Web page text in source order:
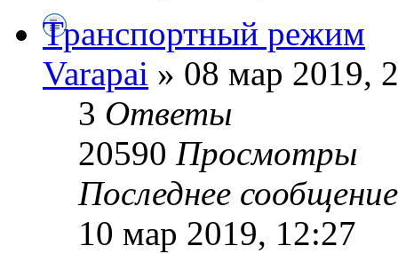
Транспортный режим
Varapai » 08 мар 2019,
3 Ответы
20590 Просмотры
Последнее
10 мар 2019, 12:27